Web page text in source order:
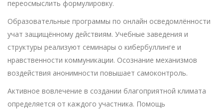
переосмыслить формулировку.
Образовательные программы по онлайн осведомлённости
учат защищённому действиям. Учебные заведения и
структуры реализуют семинары о кибербуллинге и
нравственности коммуникации. Осознание механизмов
воздействия анонимности повышает самоконтроль.
Активное вовлечение в создании благоприятной климата
определяется от каждого участника. Помощь